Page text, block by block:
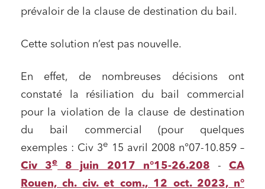
prévaloir de la clause de destination du bail.
Cette solution n’est pas nouvelle.
En effet, de nombreuses décisions ont
constaté la résiliation du bail commercial
pour la violation de la clause de destination
du bail commercial (pour quelques
exemples : Civ 3e 15 avril 2008 n°07-10.859 –
Civ 3e8 juin 2017 n°15-26.208 -CA
Rouen, ch. civ. et com., 12 oct. 2023, n°
Relations commerciales et contrats
Associations et acteurs de l’économie sociale et
Media et édition
Immobilier et habitat
Entreprises du numérique
Établissements financiers